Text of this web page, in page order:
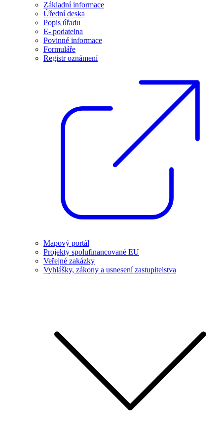
Základní informace
Úřední deska
Popis úřadu
E- podatelna
Povinné informace
Formuláře
Registr oznámení
Mapový portál
Projekty spolufinancované EU
Veřejné zakázky
Vyhlášky, zákony a usnesení zastupitelstva